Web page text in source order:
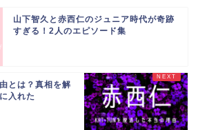
山下智久と赤西仁のジュニア時代が奇跡
すぎる！2人のエピソード集
とは？真相を解
入れた